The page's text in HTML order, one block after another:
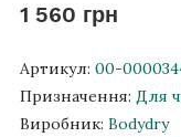
1 560 грн
Артикул: 00-
Призначення: Для
Виробник: Bodydry